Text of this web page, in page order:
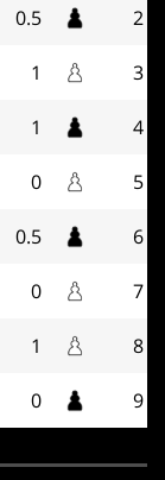
2
0.5
3
1
4
1
5
0
6
0.5
7
0
8
1
9
0